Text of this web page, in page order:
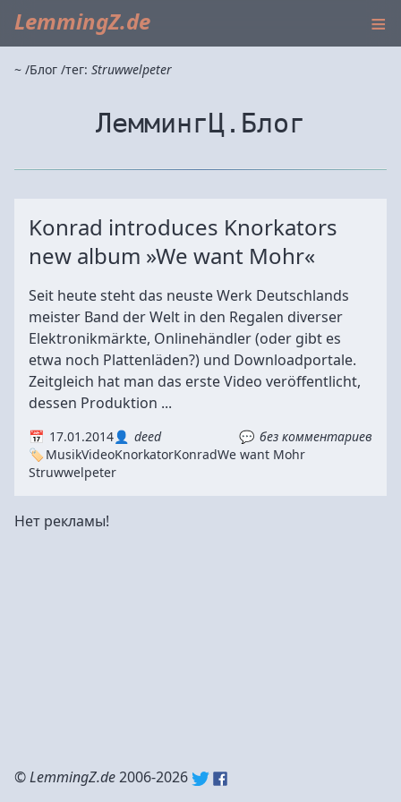
LemmingZ.de ≡
~ Блог тег: Struwwelpeter
ЛеммингЦ.Блог
Konrad introduces Knorkators
new album »We want Mohr«
Seit heute steht das neuste Werk Deutschlands
meister Band der Welt in den Regalen diverser
Elektronikmärkte, Onlinehändler (oder gibt es
etwa noch Plattenläden?) und Downloadportale.
Zeitgleich hat man das erste Video veröffentlicht,
dessen Produktion ...
17.01.2014 deed
без комментариев
MusikVideoKnorkatorKonradWe want Mohr
Struwwelpeter
Нет рекламы!
©LemmingZ.de2006-2026